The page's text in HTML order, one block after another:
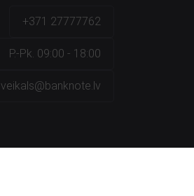
+371 27777762
P.-Pk. 09:00 - 18:00
veikals@banknote.lv